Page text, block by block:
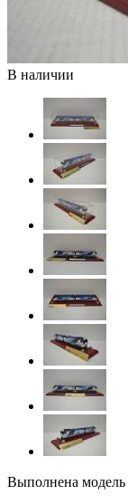
В наличии
Выполнена модель